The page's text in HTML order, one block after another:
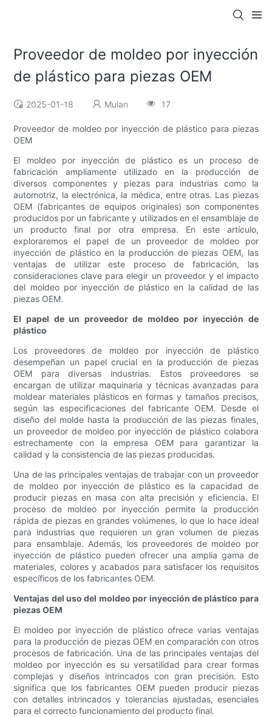
Proveedor de moldeo por inyección
de plástico para piezas OEM
2025-01-18 Mulan 17
Proveedor de moldeo por inyección de plástico para piezas
OEM
El moldeo por inyección de plástico es un proceso de
fabricación ampliamente utilizado en la producción de
diversos componentes y piezas para industrias como la
automotriz, la electrónica, la médica, entre otras. Las piezas
OEM (fabricantes de equipos originales) son componentes
producidos por un fabricante y utilizados en el ensamblaje de
un producto final por otra empresa. En este artículo,
exploraremos el papel de un proveedor de moldeo por
inyección de plástico en la producción de piezas OEM, las
ventajas de utilizar este proceso de fabricación, las
consideraciones clave para elegir un proveedor y el impacto
del moldeo por inyección de plástico en la calidad de las
piezas OEM.
El papel de un proveedor de moldeo por inyección de
plástico
Los proveedores de moldeo por inyección de plástico
desempeñan un papel crucial en la producción de piezas
OEM para diversas industrias. Estos proveedores se
encargan de utilizar maquinaria y técnicas avanzadas para
moldear materiales plásticos en formas y tamaños precisos,
según las especificaciones del fabricante OEM. Desde el
diseño del molde hasta la producción de las piezas finales,
un proveedor de moldeo por inyección de plástico colabora
estrechamente con la empresa OEM para garantizar la
calidad y la consistencia de las piezas producidas.
Una de las principales ventajas de trabajar con un proveedor
de moldeo por inyección de plástico es la capacidad de
producir piezas en masa con alta precisión y eficiencia. El
proceso de moldeo por inyección permite la producción
rápida de piezas en grandes volúmenes, lo que lo hace ideal
para industrias que requieren un gran volumen de piezas
para ensamblaje. Además, los proveedores de moldeo por
inyección de plástico pueden ofrecer una amplia gama de
materiales, colores y acabados para satisfacer los requisitos
específicos de los fabricantes OEM.
Ventajas del uso del moldeo por inyección de plástico para
piezas OEM
El moldeo por inyección de plástico ofrece varias ventajas
para la producción de piezas OEM en comparación con otros
procesos de fabricación. Una de las principales ventajas del
moldeo por inyección es su versatilidad para crear formas
complejas y diseños intrincados con gran precisión. Esto
significa que los fabricantes OEM pueden producir piezas
con detalles intrincados y tolerancias ajustadas, esenciales
para el correcto funcionamiento del producto final.